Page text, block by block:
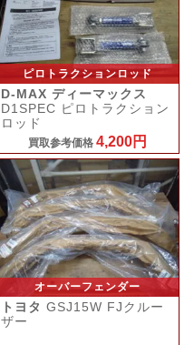
ピロトラクションロッド
D-MAX ディーマックス
D1SPEC ピロトラクション
ロッド
買取参考価格 4,200円
オーバーフェンダー
トヨタ GSJ15W FJクルー
ザー